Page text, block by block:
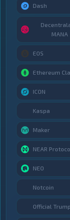
Dash
MANA
EOS
Ethereum
ICON
Kaspa
Maker
NEAR
NEO
Notcoin
Official Trump